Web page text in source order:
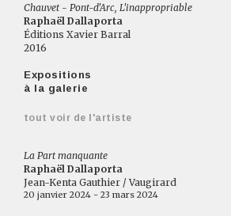
Chauvet - Pont-d'Arc, L'inappropriable
Raphaël Dallaporta
Éditions Xavier Barral
2016
Expositions
à la galerie
tout voir de l'artiste
La Part manquante
Raphaël Dallaporta
Jean-Kenta Gauthier / Vaugirard
20 janvier 2024 - 23 mars 2024